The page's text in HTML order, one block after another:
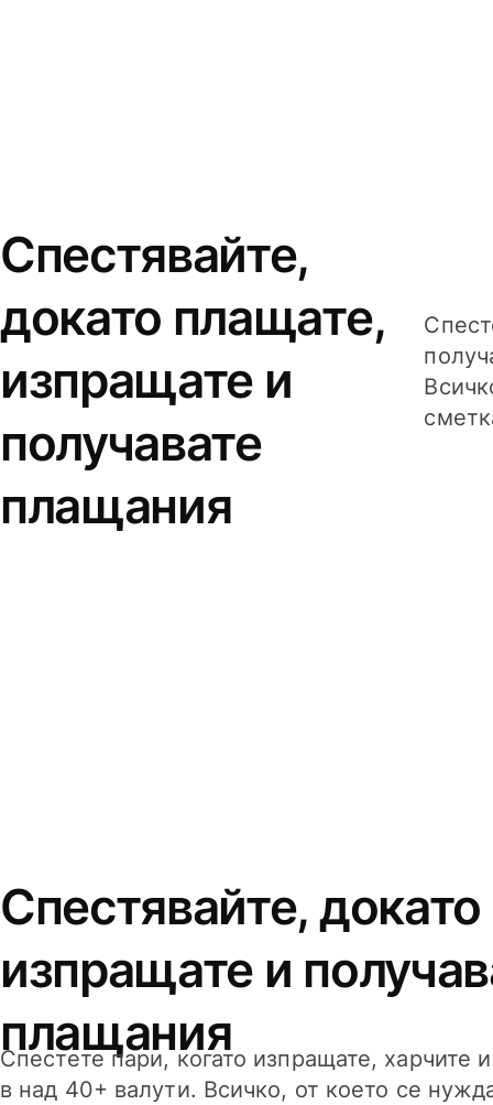
Спестявайте,
докато плащате,
изпращате и
получавате
плащания
Спестявайте,
изпращате и
плащания
Спестете пари, когато изпращате, харчите
в над 40+ валути. Всичко, от което се